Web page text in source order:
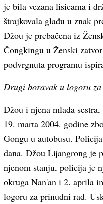
je bila vezana lisicama i
štrajkovala glađu u znak
Džou je prebačena iz
Čongkingu u Ženski
podvrgnuta programu
Drugi boravak u logoru
Džou i njena mlađa
19. marta 2004. godine
Gongu u autobusu.
dana. Džou Lijangrong je
njenom stanju, policija je
okruga Nan'an i 2. aprila
logoru za prinudni rad.